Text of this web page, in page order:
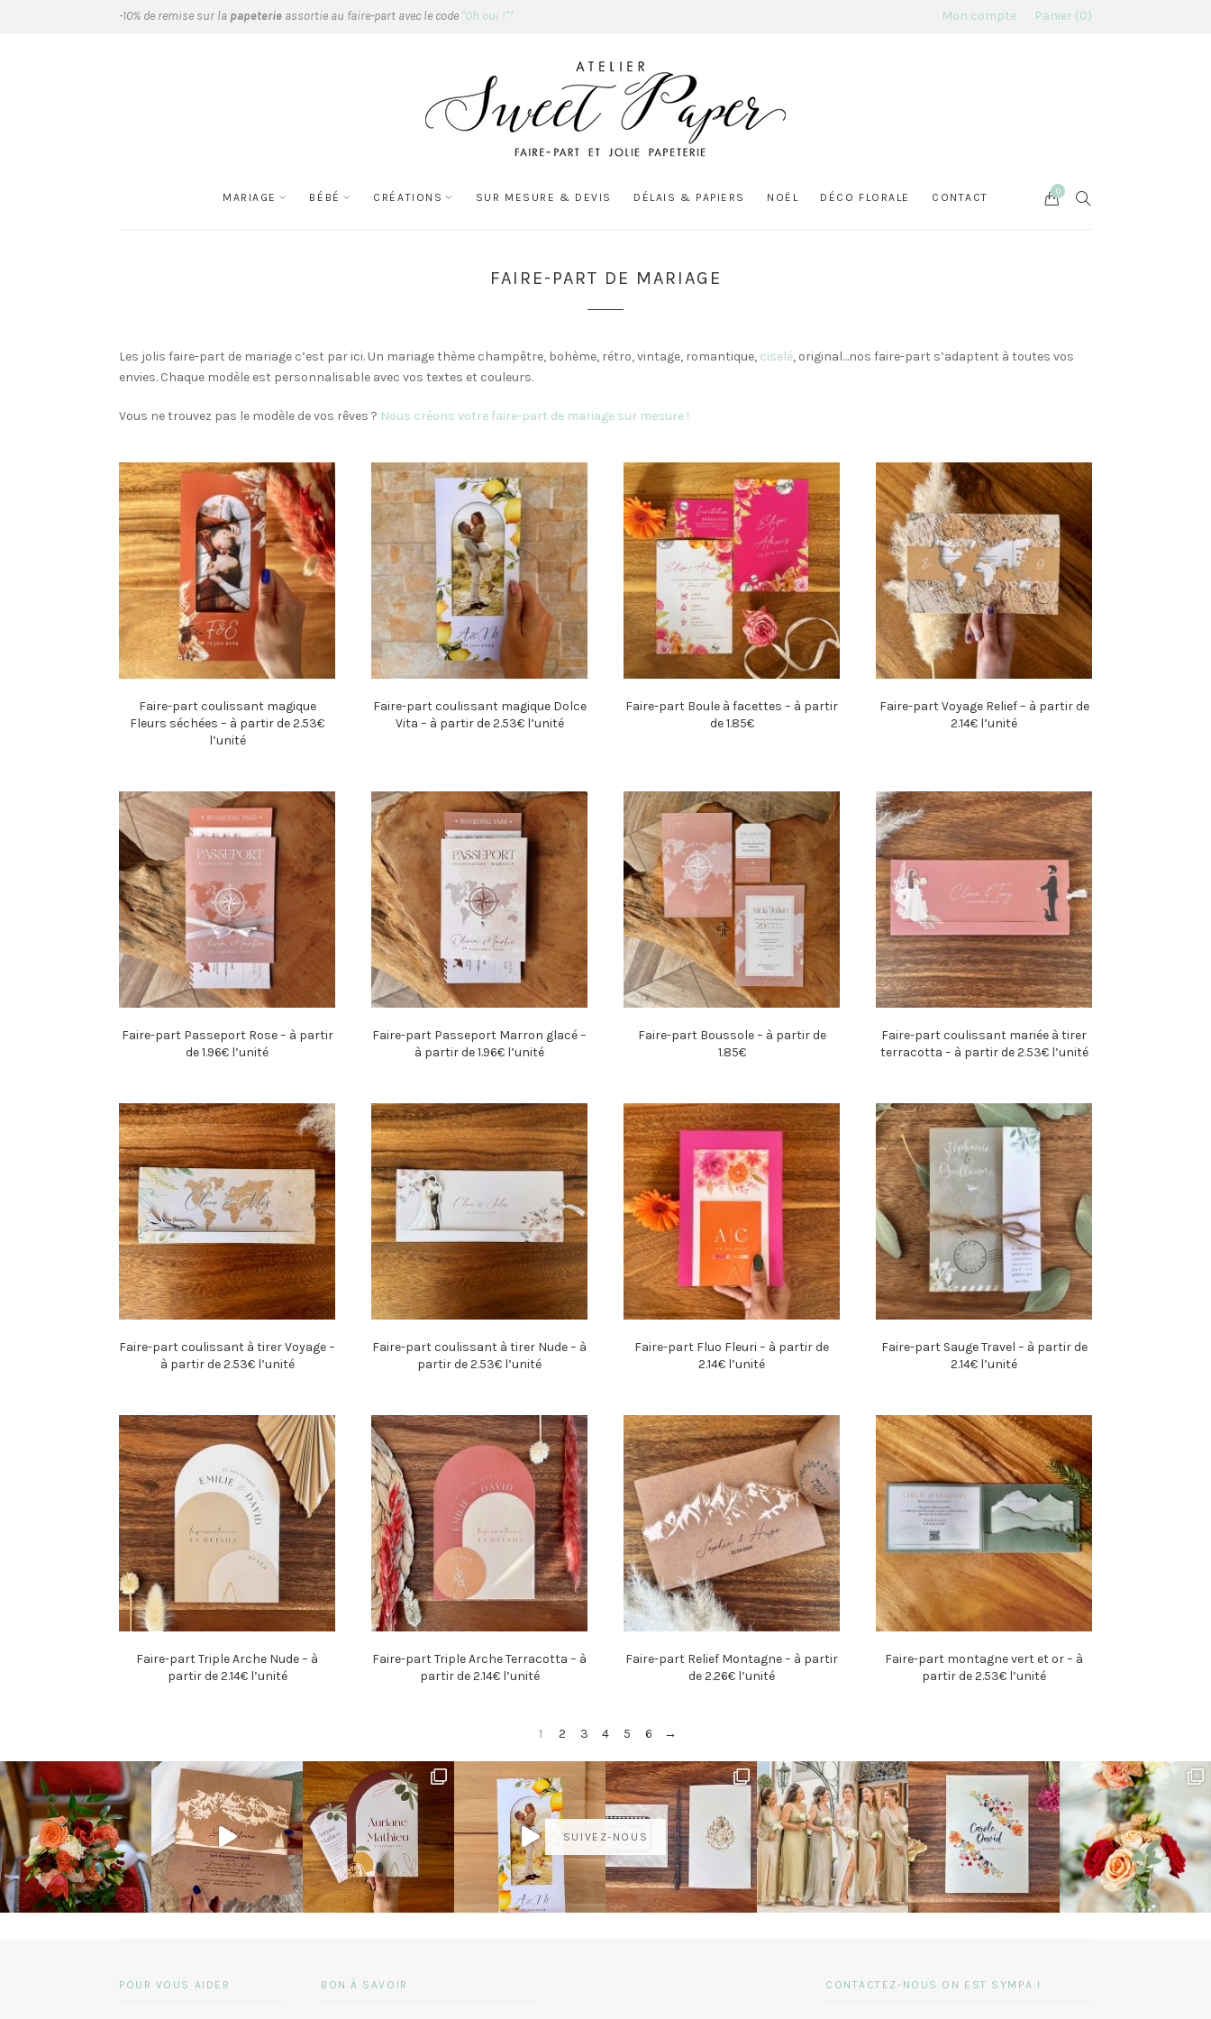
-10% de remise sur la papeterie assortie au faire-part avec le code "Oh oui !"* Mon compte Panier 0
MARIAGE BÉBÉ CRÉATIONS SUR MESURE & DEVIS DÉLAIS & PAPIERS NOËL DÉCO FLORALE CONTACT SEARCH
Cart
0
FAIRE-PART DE MARIAGE
Les jolis faire-part de mariage c’est par ici. Un mariage thème champêtre, bohème, rétro, vintage, romantique, ciselé, original…nos faire-part s’adaptent à toutes vos
envies. Chaque modèle est personnalisable avec vos textes et couleurs.
Vous ne trouvez pas le modèle de vos rêves ? Nous créons votre faire-part de mariage sur mesure !
Faire-part coulissant magique
Fleurs séchées – à partir de 2.53€
l’unité
Faire-part coulissant magique Dolce
Vita – à partir de 2.53€ l’unité
Faire-part Boule à facettes – à partir
de 1.85€
Faire-part Voyage Relief – à partir de
2.14€ l’unité
Faire-part Passeport Rose – à partir
de 1.96€ l’unité
Faire-part Passeport Marron glacé –
à partir de 1.96€ l’unité
Faire-part Boussole – à partir de
1.85€
Faire-part coulissant mariée à tirer
terracotta – à partir de 2.53€ l’unité
Faire-part coulissant à tirer Voyage –
à partir de 2.53€ l’unité
Faire-part coulissant à tirer Nude – à
partir de 2.53€ l’unité
Faire-part Fluo Fleuri – à partir de
2.14€ l’unité
Faire-part Sauge Travel – à partir de
2.14€ l’unité
Faire-part Triple Arche Nude – à
partir de 2.14€ l’unité
Faire-part Triple Arche Terracotta – à
partir de 2.14€ l’unité
Faire-part Relief Montagne – à partir
de 2.26€ l’unité
Faire-part montagne vert et or – à
partir de 2.53€ l’unité
1 2 3 4 5 6 →
SUIVEZ-NOUS
POUR VOUS AIDER BON À SAVOIR CONTACTEZ-NOUS ON EST SYMPA !